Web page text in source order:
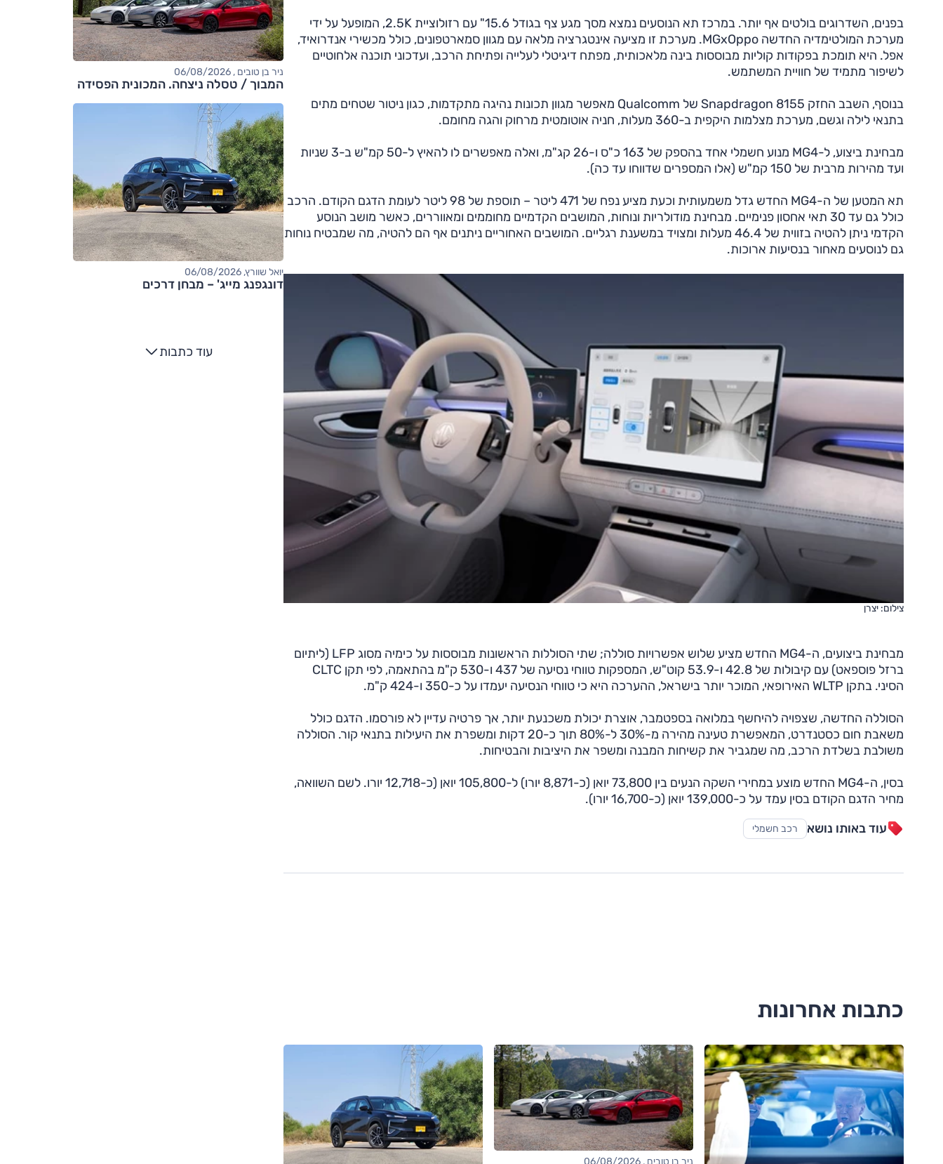
בפנים, השדרוגים בולטים אף יותר. במרכז תא הנוסעים נמצא מסך מגע צף בגודל 15.6" עם רזולוציית 2.5K, המופעל על ידי
מערכת המולטימדיה החדשה MGxOppo. מערכת זו מציעה אינטגרציה מלאה עם מגוון סמארטפונים, כולל מכשירי אנדרואיד,
אפל. היא תומכת בפקודות קוליות מבוססות בינה מלאכותית, מפתח דיגיטלי לעלייה ופתיחת הרכב, ועדכוני תוכנה אלחוטיים
לשיפור מתמיד של חוויית המשתמש.
בנוסף, השבב החזק Snapdragon 8155 של Qualcomm מאפשר מגוון תכונות נהיגה מתקדמות, כגון ניטור שטחים מתים
בתנאי לילה וגשם, מערכת מצלמות היקפית ב-360 מעלות, חניה אוטומטית מרחוק והגה מחומם.
מבחינת ביצוע, ל-MG4 מנוע חשמלי אחד בהספק של 163 כ"ס ו-26 קג"מ, ואלה מאפשרים לו להאיץ ל-50 קמ"ש ב-3 שניות
ועד מהירות מרבית של 150 קמ"ש (אלו המספרים שדווחו עד כה).
תא המטען של ה-MG4 החדש גדל משמעותית וכעת מציע נפח של 471 ליטר – תוספת של 98 ליטר לעומת הדגם הקודם. הרכב
כולל גם עד 30 תאי אחסון פנימיים. מבחינת מודולריות ונוחות, המושבים הקדמיים מחוממים ומאווררים, כאשר מושב הנוסע
הקדמי ניתן להטיה בזווית של 46.4 מעלות ומצויד במשענת רגליים. המושבים האחוריים ניתנים אף הם להטיה, מה שמבטיח נוחות
גם לנוסעים מאחור בנסיעות ארוכות.
צילום: יצרן
מבחינת ביצועים, ה-MG4 החדש מציע שלוש אפשרויות סוללה; שתי הסוללות הראשונות מבוססות על כימיה מסוג LFP (ליתיום
ברזל פוספאט) עם קיבולות של 42.8 ו-53.9 קוט"ש, המספקות טווחי נסיעה של 437 ו-530 ק"מ בהתאמה, לפי תקן CLTC
הסיני. בתקן WLTP האירופאי, המוכר יותר בישראל, ההערכה היא כי טווחי הנסיעה יעמדו על כ-350 ו-424 ק"מ.
הסוללה החדשה, שצפויה להיחשף במלואה בספטמבר, אוצרת יכולת משכנעת יותר, אך פרטיה עדיין לא פורסמו. הדגם כולל
משאבת חום כסטנדרט, המאפשרת טעינה מהירה מ-30% ל-80% תוך כ-20 דקות ומשפרת את היעילות בתנאי קור. הסוללה
משולבת בשלדת הרכב, מה שמגביר את קשיחות המבנה ומשפר את היציבות והבטיחות.
בסין, ה-MG4 החדש מוצע במחירי השקה הנעים בין 73,800 יואן (כ-8,871 יורו) ל-105,800 יואן (כ-12,718 יורו. לשם השוואה,
מחיר הדגם הקודם בסין עמד על כ-139,000 יואן (כ-16,700 יורו).
עוד באותו נושא
רכב חשמלי
כתבות אחרונות
ניר בן טובים , 06/08/2026
ניר בן טובים , 06/08/2026
המבוך / טסלה ניצחה. המכונית הפסידה
יואל שוורץ, 06/08/2026
דונגפנג מייג' – מבחן דרכים
עוד כתבות